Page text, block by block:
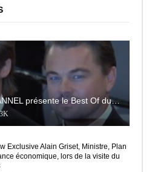
COWORKING CHANNEL présente le Best Of du RedCarpet du Festival de Cannes
Exclusive Alain Griset, Ministre, Plan
économique, lors de la visite du